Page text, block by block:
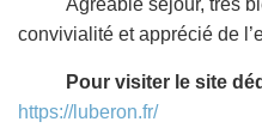
Agréable séjour, très
convivialité et apprécié de
Pour visiter le site
https://luberon.fr/